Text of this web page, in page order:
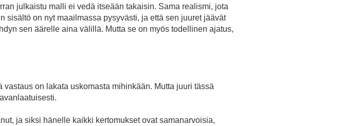
julkaistu malli ei vedä itseään takaisin. Sama realismi, jota
sisältö on nyt maailmassa pysyvästi, ja että sen juuret jäävät
sen äärelle aina välillä. Mutta se on myös todellinen ajatus,
on lakata uskomasta mihinkään. Mutta juuri tässä
ja siksi hänelle kaikki kertomukset ovat samanarvoisia,